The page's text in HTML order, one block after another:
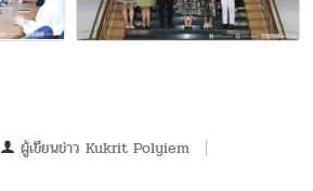
ผู้เขียนข่าว Kukrit Polyiem